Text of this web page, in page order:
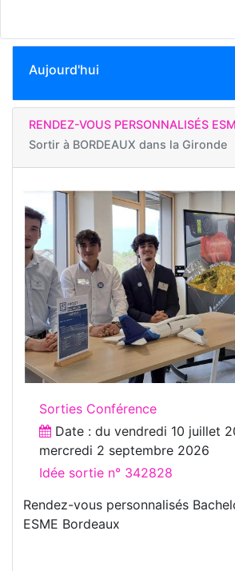
Aujourd'hui
RENDEZ-VOUS PERSONNALISÉS
Sortir à BORDEAUX dans la Gironde
Sorties Conférence
Date : du vendredi 10 juillet
mercredi 2 septembre 2026
Idée sortie n° 342828
Rendez-vous personnalisés
ESME Bordeaux